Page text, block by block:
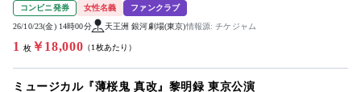
ます。 分配可能になり次...
コンビニ発券 女性名義 ファンクラブ
26/10/23(金) 14時00分 天王洲 銀河劇場(東京)情報源: チケジャム
1 枚￥18,000 （1枚あたり）
ミュージカル『薄桜鬼 真改』黎明録 東京公演